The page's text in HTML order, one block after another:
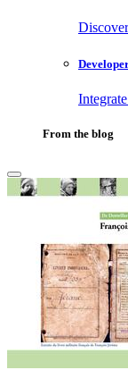
From the blog